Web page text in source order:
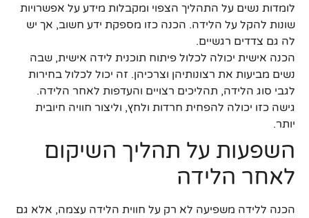
לומדות נשים על התהליך הצפוי ומקבלות מידע על אפשרויות
שונות להקל על הלידה. הכנה כזו מספקת ידע חשוב, אך יש
לה גם צדדים רגשיים.
הכנה אישית יכולה לכלול פיתוח תוכנית לידה אישית, שבה
נשים מביעות את רצונותיהן וצרכיהן. זה יכול לכלול בחירות
לגבי סוג הלידה, תהליכים רצויים והעדפות לאחר הלידה.
גישה כזו יכולה להפחית חרדות ולחץ, וליצור חוויה חיובית
יותר.
השפעות על תהליך השיקום
לאחר הלידה
הכנה ללידה משפיעה לא רק על חווית הלידה עצמה, אלא גם